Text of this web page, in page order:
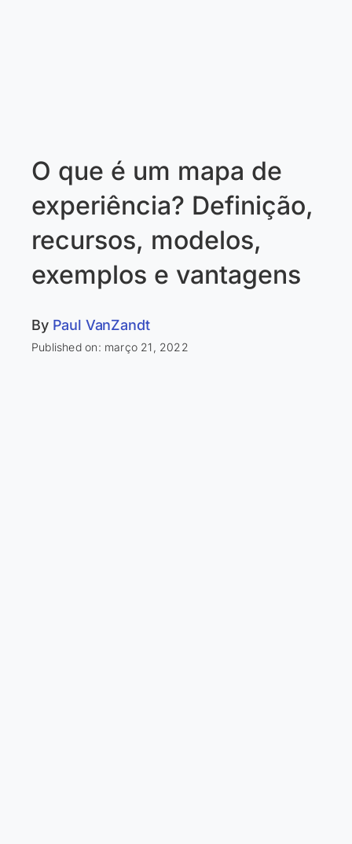
O que é um mapa de
experiência? Definição,
recursos, modelos,
exemplos e vantagens
By Paul VanZandt
Published on: março 21, 2022